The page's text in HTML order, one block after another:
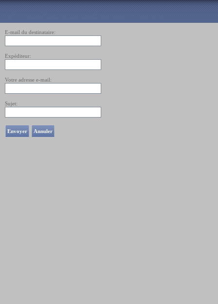
E-mail du destinataire:
Expéditeur:
Votre adresse e-mail:
Sujet:
Envoyer Annuler